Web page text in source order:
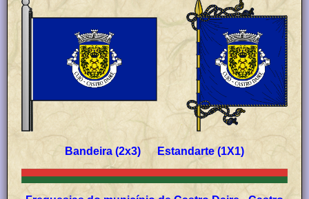
Bandeira (2x3) Estandarte (1X1)